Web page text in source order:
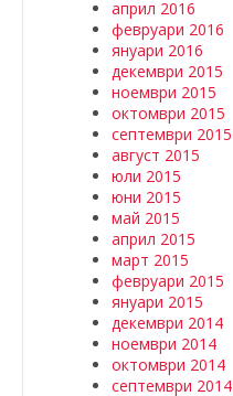
април 2016
февруари 2016
януари 2016
декември 2015
ноември 2015
октомври 2015
септември 2015
август 2015
юли 2015
юни 2015
май 2015
април 2015
март 2015
февруари 2015
януари 2015
декември 2014
ноември 2014
октомври 2014
септември 2014